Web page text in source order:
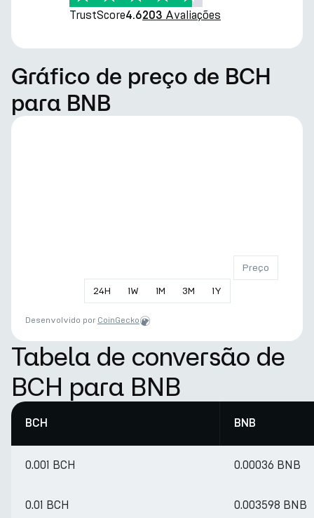
TrustScore4.6203 Avaliações
Gráfico de preço de BCH
para BNB
24H 1W 1M 3M 1Y
Preço
Desenvolvido por CoinGecko
Tabela de conversão de
BCH para BNB
BCH BNB
0.001 BCH 0.00036 BNB
0.01 BCH 0.003598 BNB